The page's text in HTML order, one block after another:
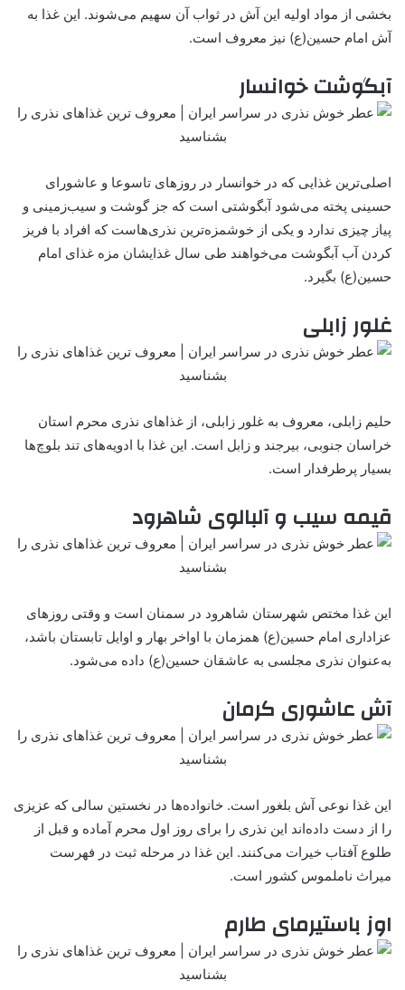
بخشی از مواد اولیه این ‌آش در ثواب آن سهیم می‌شوند. این غذا به
‌آش امام حسین(ع) نیز معروف است.
آبگوشت خوانسار
اصلی‌ترین غذایی که در خوانسار در روزهای تاسوعا و عاشورای
حسینی پخته می‌شود آبگوشتی است که جز گوشت و سیب‌زمینی و
پیاز چیزی ندارد و یکی از خوشمزه‌ترین نذری‌هاست که افراد با فریز
کردن آب آبگوشت می‌خواهند طی سال غذایشان مزه غذای امام
حسین(ع) بگیرد.
غلور زابلی
حلیم زابلی، معروف به غلور زابلی، از غذاهای نذری محرم استان
خراسان جنوبی، بیرجند و زابل است. این غذا با ادویه‌های تند بلوچ‌ها
بسیار پرطرفدار است.
قیمه سیب و آلبالوی شاهرود
این غذا مختص شهرستان شاهرود در سمنان است و وقتی روزهای
عزاداری امام حسین(ع) همزمان با اواخر بهار و اوایل تابستان باشد،
به‌عنوان نذری مجلسی به عاشقان حسین(ع) داده می‌شود.
آش عاشوری کرمان
این غذا نوعی ‌آش بلغور است. خانواده‌ها در نخستین سالی که عزیزی
را از دست داده‌اند این نذری را برای روز اول محرم آماده و قبل از
طلوع آفتاب خیرات می‌کنند. این غذا در مرحله ثبت در فهرست
میراث ناملموس کشور است.
اوز باستیرمای طارم